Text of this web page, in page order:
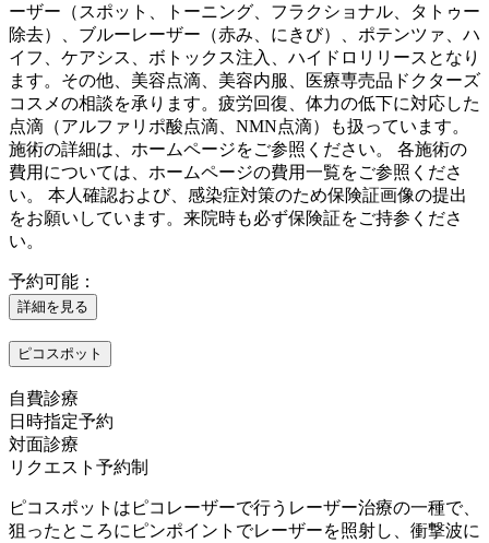
ーザー（スポット、トーニング、フラクショナル、タトゥー
除去）、ブルーレーザー（赤み、にきび）、ポテンツァ、ハ
イフ、ケアシス、ボトックス注入、ハイドロリリースとなり
ます。その他、美容点滴、美容内服、医療専売品ドクターズ
コスメの相談を承ります。疲労回復、体力の低下に対応した
点滴（アルファリポ酸点滴、NMN点滴）も扱っています。
施術の詳細は、ホームページをご参照ください。 各施術の
費用については、ホームページの費用一覧をご参照くださ
い。 本人確認および、感染症対策のため保険証画像の提出
をお願いしています。来院時も必ず保険証をご持参くださ
い。
予約可能：
詳細を見る
ピコスポット
自費診療
日時指定予約
対面診療
リクエスト予約制
ピコスポットはピコレーザーで行うレーザー治療の一種で、
狙ったところにピンポイントでレーザーを照射し、衝撃波に